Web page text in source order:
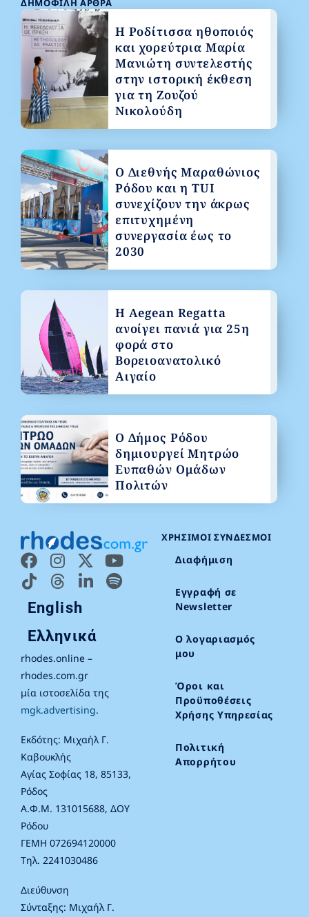
English
Ελληνικά
rhodes.online –
rhodes.com.gr
μία ιστοσελίδα της
mgk.advertising.
Εκδότης: Μιχαήλ Γ.
Καβουκλής
Αγίας Σοφίας 18, 85133,
Ρόδος
Α.Φ.Μ. 131015688, ΔΟΥ
Ρόδου
ΓΕΜΗ 072694120000
Τηλ. 2241030486
Διεύθυνση
Σύνταξης: Μιχαήλ Γ.
ΧΡΉΣΙΜΟΙ ΣΎΝΔΕΣΜΟΙ
Διαφήμιση
Εγγραφή σε
Newsletter
Ο λογαριασμός
μου
Όροι και
Προϋποθέσεις
Χρήσης Υπηρεσίας
Πολιτική
Απορρήτου
ΔΗΜΟΦΙΛΉ ΆΡΘΡΑ
Η Ροδίτισσα ηθοποιός
και χορεύτρια Μαρία
Μανιώτη συντελεστής
στην ιστορική έκθεση
για τη Ζουζού
Νικολούδη
Ο Διεθνής Μαραθώνιος
Ρόδου και η TUI
συνεχίζουν την άκρως
επιτυχημένη
συνεργασία έως το
2030
Η Aegean Regatta
ανοίγει πανιά για 25η
φορά στο
Βορειοανατολικό
Αιγαίο
Ο Δήμος Ρόδου
δημιουργεί Μητρώο
Ευπαθών Ομάδων
Πολιτών